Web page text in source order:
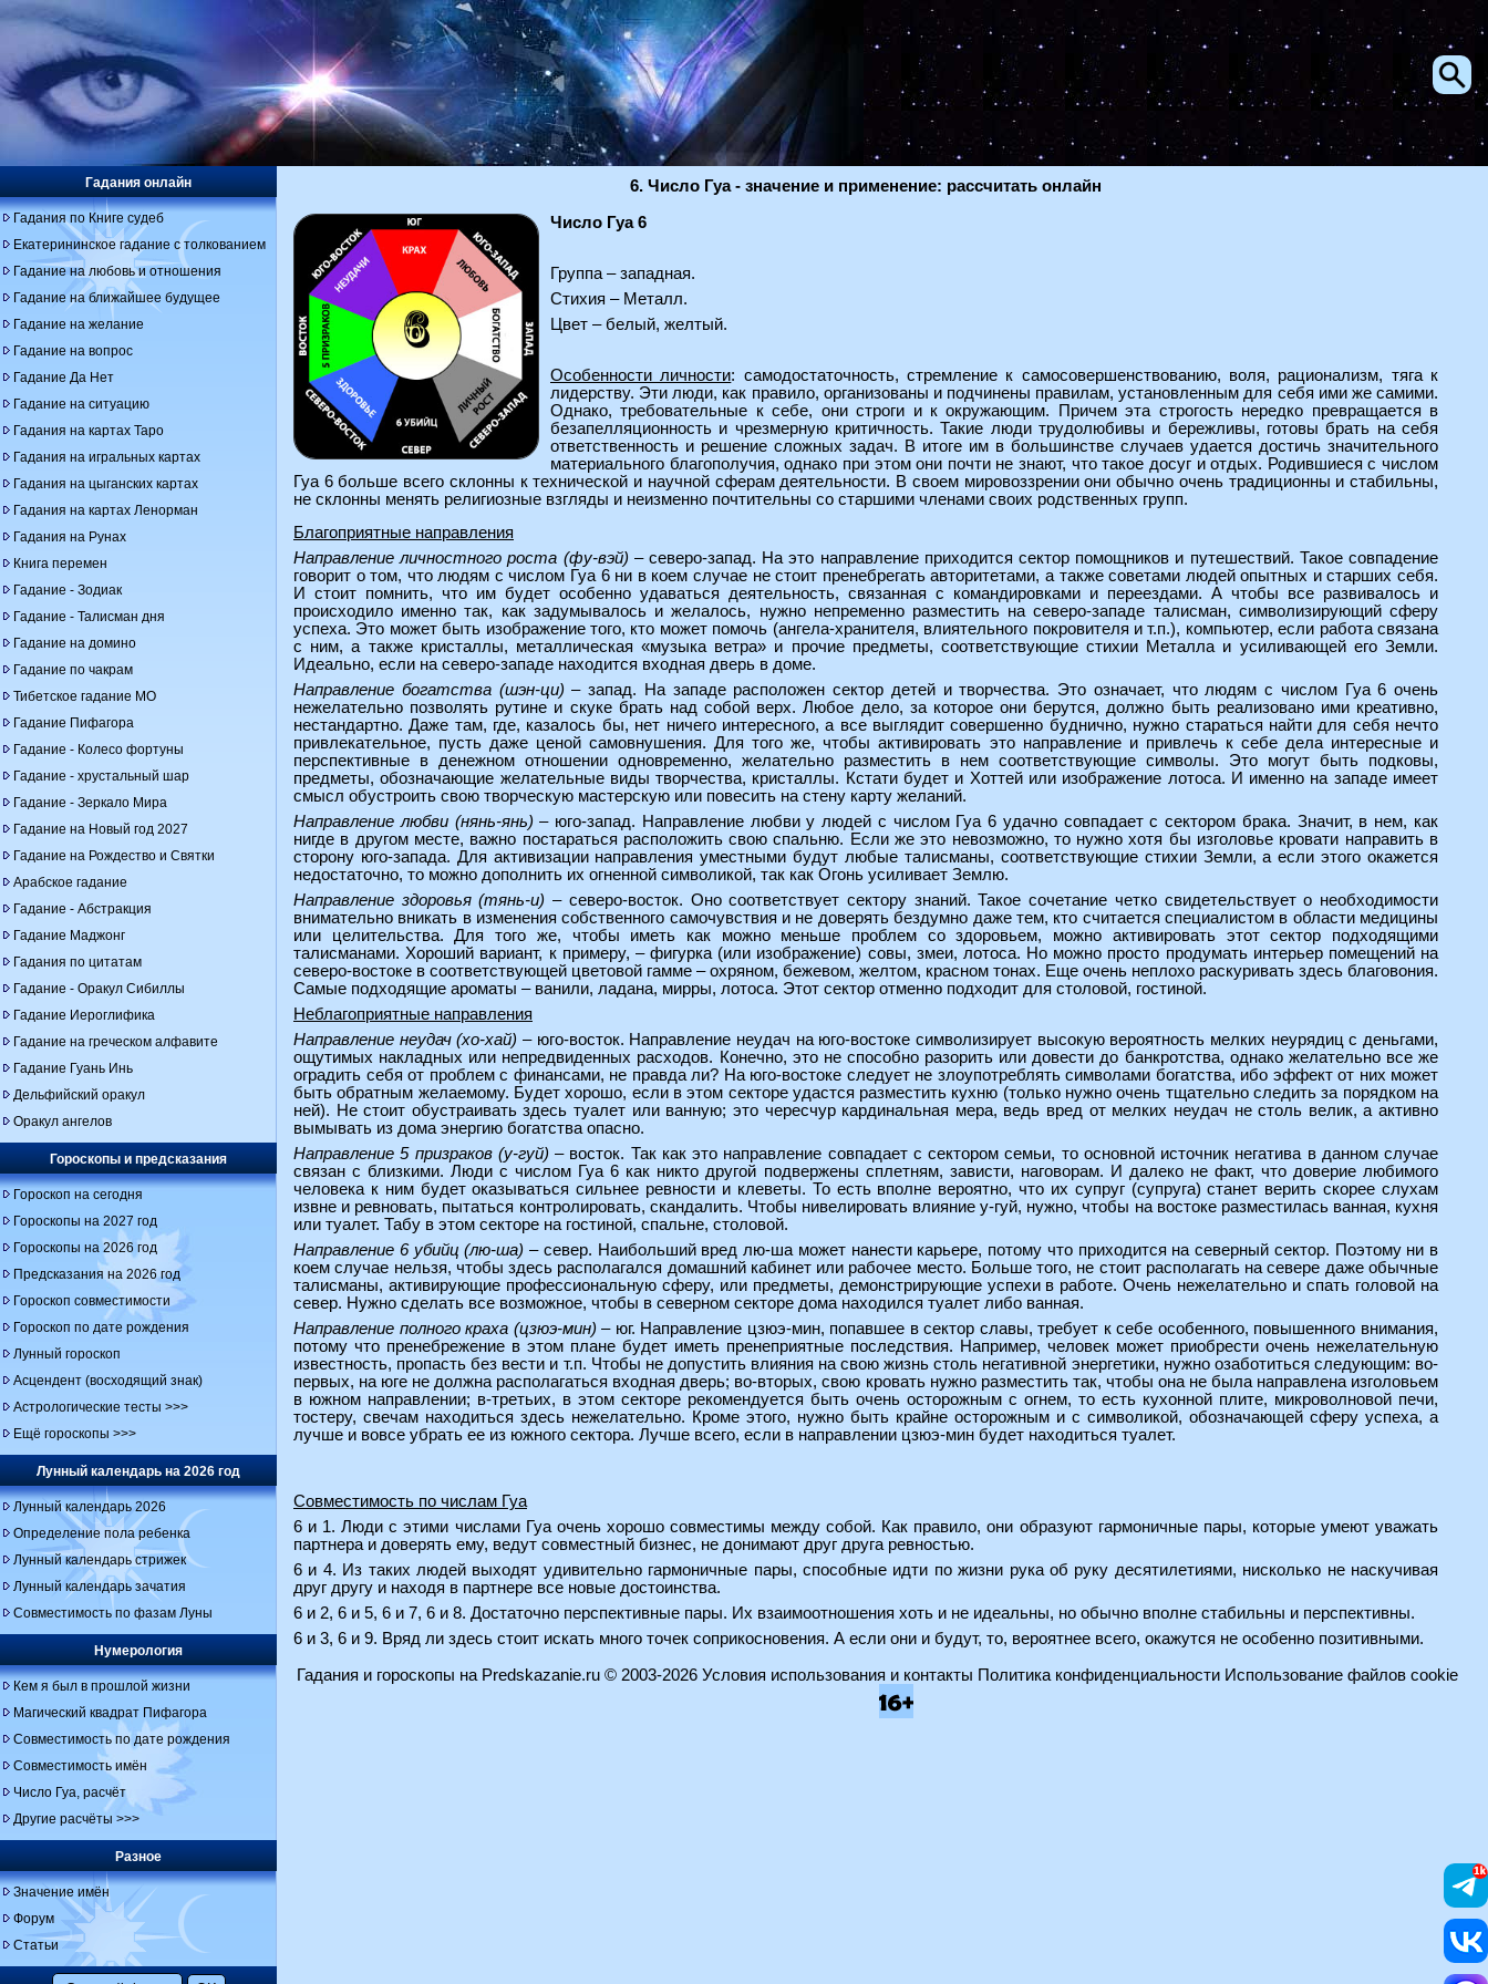
6. Число Гуа - значение и применение: рассчитать онлайн
Число Гуа 6
Группа – западная.
Стихия – Металл.
Цвет – белый, желтый.
Особенности личности: самодостаточность, стремление к самосовершенствованию, воля, рационализм, тяга к
лидерству. Эти люди, как правило, организованы и подчинены правилам, установленным для себя ими же самими.
Однако, требовательные к себе, они строги и к окружающим. Причем эта строгость нередко превращается в
безапелляционность и чрезмерную критичность. Такие люди трудолюбивы и бережливы, готовы брать на себя
ответственность и решение сложных задач. В итоге им в большинстве случаев удается достичь значительного
материального благополучия, однако при этом они почти не знают, что такое досуг и отдых. Родившиеся с числом
Гуа 6 больше всего склонны к технической и научной сферам деятельности. В своем мировоззрении они обычно очень традиционны и стабильны,
не склонны менять религиозные взгляды и неизменно почтительны со старшими членами своих родственных групп.
Благоприятные направления
Направление личностного роста (фу-вэй) – северо-запад. На это направление приходится сектор помощников и путешествий. Такое совпадение
говорит о том, что людям с числом Гуа 6 ни в коем случае не стоит пренебрегать авторитетами, а также советами людей опытных и старших себя.
И стоит помнить, что им будет особенно удаваться деятельность, связанная с командировками и переездами. А чтобы все развивалось и
происходило именно так, как задумывалось и желалось, нужно непременно разместить на северо-западе талисман, символизирующий сферу
успеха. Это может быть изображение того, кто может помочь (ангела-хранителя, влиятельного покровителя и т.п.), компьютер, если работа связана
с ним, а также кристаллы, металлическая «музыка ветра» и прочие предметы, соответствующие стихии Металла и усиливающей его Земли.
Идеально, если на северо-западе находится входная дверь в доме.
Направление богатства (шэн-ци) – запад. На западе расположен сектор детей и творчества. Это означает, что людям с числом Гуа 6 очень
нежелательно позволять рутине и скуке брать над собой верх. Любое дело, за которое они берутся, должно быть реализовано ими креативно,
нестандартно. Даже там, где, казалось бы, нет ничего интересного, а все выглядит совершенно буднично, нужно стараться найти для себя нечто
привлекательное, пусть даже ценой самовнушения. Для того же, чтобы активировать это направление и привлечь к себе дела интересные и
перспективные в денежном отношении одновременно, желательно разместить в нем соответствующие символы. Это могут быть подковы,
предметы, обозначающие желательные виды творчества, кристаллы. Кстати будет и Хоттей или изображение лотоса. И именно на западе имеет
смысл обустроить свою творческую мастерскую или повесить на стену карту желаний.
Направление любви (нянь-янь) – юго-запад. Направление любви у людей с числом Гуа 6 удачно совпадает с сектором брака. Значит, в нем, как
нигде в другом месте, важно постараться расположить свою спальню. Если же это невозможно, то нужно хотя бы изголовье кровати направить в
сторону юго-запада. Для активизации направления уместными будут любые талисманы, соответствующие стихии Земли, а если этого окажется
недостаточно, то можно дополнить их огненной символикой, так как Огонь усиливает Землю.
Направление здоровья (тянь-и) – северо-восток. Оно соответствует сектору знаний. Такое сочетание четко свидетельствует о необходимости
внимательно вникать в изменения собственного самочувствия и не доверять бездумно даже тем, кто считается специалистом в области медицины
или целительства. Для того же, чтобы иметь как можно меньше проблем со здоровьем, можно активировать этот сектор подходящими
талисманами. Хороший вариант, к примеру, – фигурка (или изображение) совы, змеи, лотоса. Но можно просто продумать интерьер помещений на
северо-востоке в соответствующей цветовой гамме – охряном, бежевом, желтом, красном тонах. Еще очень неплохо раскуривать здесь благовония.
Самые подходящие ароматы – ванили, ладана, мирры, лотоса. Этот сектор отменно подходит для столовой, гостиной.
Неблагоприятные направления
Направление неудач (хо-хай) – юго-восток. Направление неудач на юго-востоке символизирует высокую вероятность мелких неурядиц с деньгами,
ощутимых накладных или непредвиденных расходов. Конечно, это не способно разорить или довести до банкротства, однако желательно все же
оградить себя от проблем с финансами, не правда ли? На юго-востоке следует не злоупотреблять символами богатства, ибо эффект от них может
быть обратным желаемому. Будет хорошо, если в этом секторе удастся разместить кухню (только нужно очень тщательно следить за порядком на
ней). Не стоит обустраивать здесь туалет или ванную; это чересчур кардинальная мера, ведь вред от мелких неудач не столь велик, а активно
вымывать из дома энергию богатства опасно.
Направление 5 призраков (у-гуй) – восток. Так как это направление совпадает с сектором семьи, то основной источник негатива в данном случае
связан с близкими. Люди с числом Гуа 6 как никто другой подвержены сплетням, зависти, наговорам. И далеко не факт, что доверие любимого
человека к ним будет оказываться сильнее ревности и клеветы. То есть вполне вероятно, что их супруг (супруга) станет верить скорее слухам
извне и ревновать, пытаться контролировать, скандалить. Чтобы нивелировать влияние у-гуй, нужно, чтобы на востоке разместилась ванная, кухня
или туалет. Табу в этом секторе на гостиной, спальне, столовой.
Направление 6 убийц (лю-ша) – север. Наибольший вред лю-ша может нанести карьере, потому что приходится на северный сектор. Поэтому ни в
коем случае нельзя, чтобы здесь располагался домашний кабинет или рабочее место. Больше того, не стоит располагать на севере даже обычные
талисманы, активирующие профессиональную сферу, или предметы, демонстрирующие успехи в работе. Очень нежелательно и спать головой на
север. Нужно сделать все возможное, чтобы в северном секторе дома находился туалет либо ванная.
Направление полного краха (цзюэ-мин) – юг. Направление цзюэ-мин, попавшее в сектор славы, требует к себе особенного, повышенного внимания,
потому что пренебрежение в этом плане будет иметь пренеприятные последствия. Например, человек может приобрести очень нежелательную
известность, пропасть без вести и т.п. Чтобы не допустить влияния на свою жизнь столь негативной энергетики, нужно озаботиться следующим: во-
первых, на юге не должна располагаться входная дверь; во-вторых, свою кровать нужно разместить так, чтобы она не была направлена изголовьем
в южном направлении; в-третьих, в этом секторе рекомендуется быть очень осторожным с огнем, то есть кухонной плите, микроволновой печи,
тостеру, свечам находиться здесь нежелательно. Кроме этого, нужно быть крайне осторожным и с символикой, обозначающей сферу успеха, а
лучше и вовсе убрать ее из южного сектора. Лучше всего, если в направлении цзюэ-мин будет находиться туалет.
Совместимость по числам Гуа
6 и 1. Люди с этими числами Гуа очень хорошо совместимы между собой. Как правило, они образуют гармоничные пары, которые умеют уважать
партнера и доверять ему, ведут совместный бизнес, не донимают друг друга ревностью.
6 и 4. Из таких людей выходят удивительно гармоничные пары, способные идти по жизни рука об руку десятилетиями, нисколько не наскучивая
друг другу и находя в партнере все новые достоинства.
6 и 2, 6 и 5, 6 и 7, 6 и 8. Достаточно перспективные пары. Их взаимоотношения хоть и не идеальны, но обычно вполне стабильны и перспективны.
6 и 3, 6 и 9. Вряд ли здесь стоит искать много точек соприкосновения. А если они и будут, то, вероятнее всего, окажутся не особенно позитивными.
Гадания онлайн
Гадания по Книге судеб
Екатерининское гадание с толкованием
Гадание на любовь и отношения
Гадание на ближайшее будущее
Гадание на желание
Гадание на вопрос
Гадание Да Нет
Гадание на ситуацию
Гадания на картах Таро
Гадания на игральных картах
Гадания на цыганских картах
Гадания на картах Ленорман
Гадания на Рунах
Книга перемен
Гадание - Зодиак
Гадание - Талисман дня
Гадание на домино
Гадание по чакрам
Тибетское гадание МО
Гадание Пифагора
Гадание - Колесо фортуны
Гадание - хрустальный шар
Гадание - Зеркало Мира
Гадание на Новый год 2027
Гадание на Рождество и Святки
Арабское гадание
Гадание - Абстракция
Гадание Маджонг
Гадания по цитатам
Гадание - Оракул Сибиллы
Гадание Иероглифика
Гадание на греческом алфавите
Гадание Гуань Инь
Дельфийский оракул
Оракул ангелов
Гороскопы и предсказания
Гороскоп на сегодня
Гороскопы на 2027 год
Гороскопы на 2026 год
Предсказания на 2026 год
Гороскоп совместимости
Гороскоп по дате рождения
Лунный гороскоп
Асцендент (восходящий знак)
Астрологические тесты >>>
Ещё гороскопы >>>
Лунный календарь на 2026 год
Лунный календарь 2026
Определение пола ребенка
Лунный календарь стрижек
Лунный календарь зачатия
Совместимость по фазам Луны
Нумерология
Кем я был в прошлой жизни
Магический квадрат Пифагора
Совместимость по дате рождения
Совместимость имён
Число Гуа, расчёт
Другие расчёты >>>
Разное
Значение имён
Форум
Статьи
Гадания и гороскопы на Predskazanie.ru© 2003-2026 Условия использования и контакты Политика конфиденциальности Использование файлов cookie